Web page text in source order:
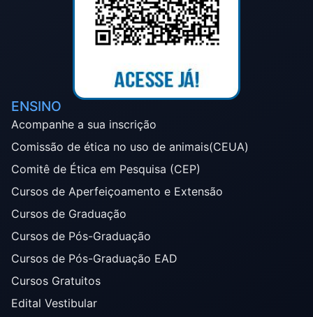
ENSINO
Acompanhe a sua inscrição
Comissão de ética no uso de animais(CEUA)
Comitê de Ética em Pesquisa (CEP)
Cursos de Aperfeiçoamento e Extensão
Cursos de Graduação
Cursos de Pós-Graduação
Cursos de Pós-Graduação EAD
Cursos Gratuitos
Edital Vestibular